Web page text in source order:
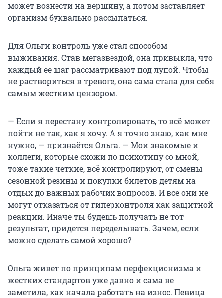
может вознести на вершину, а потом заставляет
организм буквально рассыпаться.
Для Ольги контроль уже стал способом
выживания. Став мегазвездой, она привыкла, что
каждый ее шаг рассматривают под лупой. Чтобы
не раствориться в тревоге, она сама стала для себя
самым жестким цензором.
— Если я перестану контролировать, то всё может
пойти не так, как я хочу. А я точно знаю, как мне
нужно, — признаётся Ольга. — Мои знакомые и
коллеги, которые схожи по психотипу со мной,
тоже такие четкие, всё контролируют, от смены
сезонной резины и покупки билетов детям на
отдых до важных рабочих вопросов. И все они не
могут отказаться от гиперконтроля как защитной
реакции. Иначе ты будешь получать не тот
результат, придется переделывать. Зачем, если
можно сделать самой хорошо?
Ольга живет по принципам перфекционизма и
жестких стандартов уже давно и сама не
заметила, как начала работать на износ. Певица